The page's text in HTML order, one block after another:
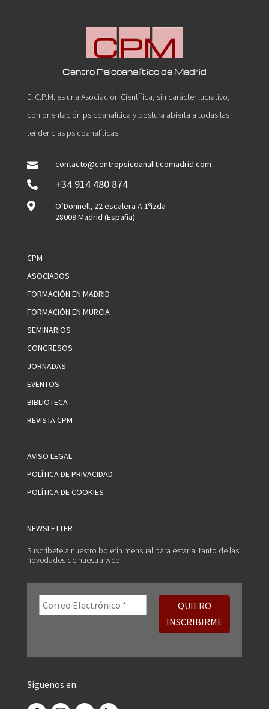
Centro Psicoanalítico de Madrid
El C.P.M. es una Asociación Científica, sin carácter lucrativo,
con orientación psicoanalítica y postura abierta a todas las
tendencias psicoanalíticas.

contacto@centropsicoanaliticomadrid.com

+34 914 480 874

O’Donnell, 22 escalera A 1ºizda
28009 Madrid (España)
CPM
ASOCIADOS
FORMACIÓN EN MADRID
FORMACIÓN EN MURCIA
SEMINARIOS
CONGRESOS
JORNADAS
EVENTOS
BIBLIOTECA
REVISTA CPM
AVISO LEGAL
POLÍTICA DE PRIVACIDAD
POLÍTICA DE COOKIES
NEWSLETTER
Suscríbete a nuestro boletín mensual para estar al tanto de las
novedades de nuestra web.
Síguenos en: